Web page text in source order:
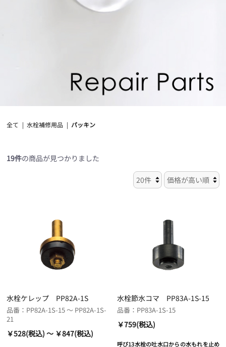
全て | 水栓補修用品 | パッキン
19件の商品が見つかりました
水栓ケレップ PP82A-1S
品番：PP82A-1S-15 ～ PP82A-1S-
21
￥528(税込) ～ ￥847(税込)
水栓節水コマ PP83A-1S-15
品番：PP83A-1S-15
￥759(税込)
呼び13水栓の吐水口からの水もれを止め